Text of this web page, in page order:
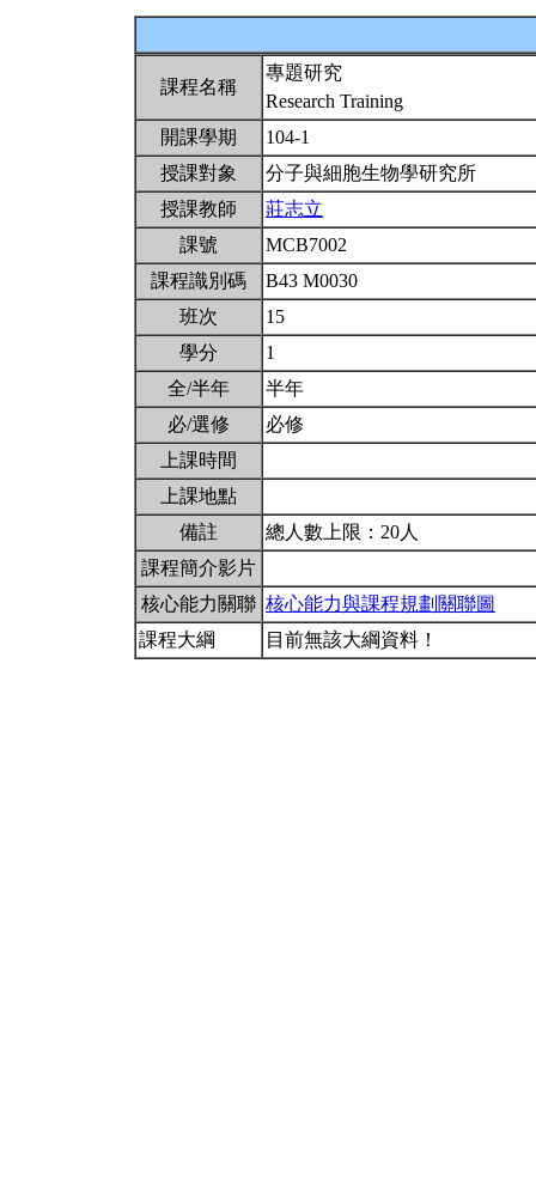
課程名稱
專題研究
Research Training
開課學期
104-1
授課對象
分子與細胞生物學研究所
授課教師
莊志立
課號
MCB7002
課程識別碼
B43 M0030
班次
15
學分
1
全/半年
半年
必/選修
必修
上課時間
上課地點
備註
總人數上限：20人
課程簡介影片
核心能力關聯 核心能力與課程規劃關聯圖
課程大綱
目前無該大綱資料！